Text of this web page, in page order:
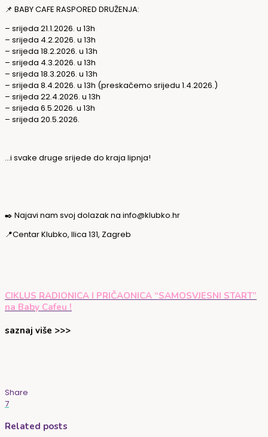
📌 BABY CAFE RASPORED DRUŽENJA:
– srijeda 21.1.2026. u 13h
– srijeda 4.2.2026. u 13h
– srijeda 18.2.2026. u 13h
– srijeda 4.3.2026. u 13h
– srijeda 18.3.2026. u 13h
– srijeda 8.4.2026. u 13h (preskačemo srijedu 1.4.2026.)
– srijeda 22.4.2026. u 13h
– srijeda 6.5.2026. u 13h
– srijeda 20.5.2026.
…i svake druge srijede do kraja lipnja!
✒️ Najavi nam svoj dolazak na info@klubko.hr
📍Centar Klubko, Ilica 131, Zagreb
CIKLUS RADIONICA I PRIČAONICA “SAMOSVJESNI START”
na Baby Cafeu !
saznaj više >>>
Share
7
Related posts